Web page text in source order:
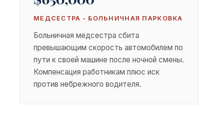
МЕДСЕСТРА - БОЛЬНИЧНАЯ ПАРКОВКА
Больничная медсестра сбита
превышающим скорость автомобилем по
пути к своей машине после ночной смены.
Компенсация работникам плюс иск
против небрежного водителя.